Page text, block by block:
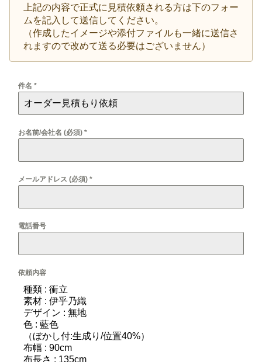
上記の内容で正式に見積依頼される方は下のフォー
ムを記入して送信してください。
（作成したイメージや添付ファイルも一緒に送信さ
れますので改めて送る必要はございません）
件名 *
お名前/会社名 (必須) *
メールアドレス (必須) *
電話番号
依頼内容